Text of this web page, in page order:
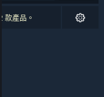
款產品。